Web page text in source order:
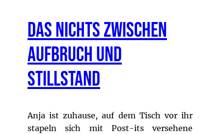
Das Nichts zwischen
Aufbruch und
Stillstand
Anja ist zuhause, auf dem Tisch vor ihr
stapeln sich mit Post-its versehene